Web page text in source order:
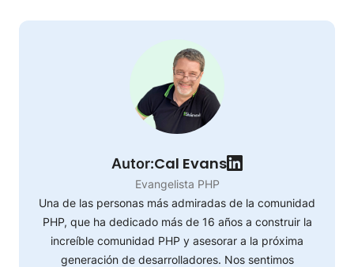
Autor:Cal Evans
Evangelista PHP
Una de las personas más admiradas de la comunidad
PHP, que ha dedicado más de 16 años a construir la
increíble comunidad PHP y asesorar a la próxima
generación de desarrolladores. Nos sentimos